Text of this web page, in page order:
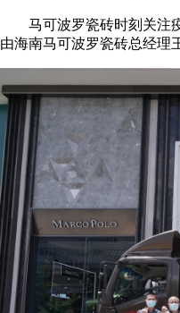
马可波罗瓷砖时刻关注疫
由海南马可波罗瓷砖总经理